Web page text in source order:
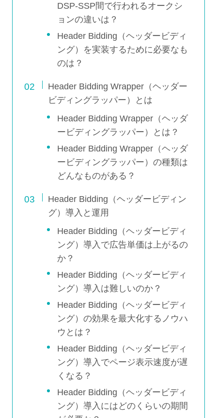
DSP-SSP間で行われるオークシ
ョンの違いは？
Header Bidding（ヘッダービディ
ング）を実装するために必要なも
のは？
Header Bidding Wrapper（ヘッダー
ビディングラッパー）とは
Header Bidding Wrapper（ヘッダ
ービディングラッパー）とは？
Header Bidding Wrapper（ヘッダ
ービディングラッパー）の種類は
どんなものがある？
Header Bidding（ヘッダービディン
グ）導入と運用
Header Bidding（ヘッダービディ
ング）導入で広告単価は上がるの
か？
Header Bidding（ヘッダービディ
ング）導入は難しいのか？
Header Bidding（ヘッダービディ
ング）の効果を最大化するノウハ
ウとは？
Header Bidding（ヘッダービディ
ング）導入でページ表示速度が遅
くなる？
Header Bidding（ヘッダービディ
ング）導入にはどのくらいの期間